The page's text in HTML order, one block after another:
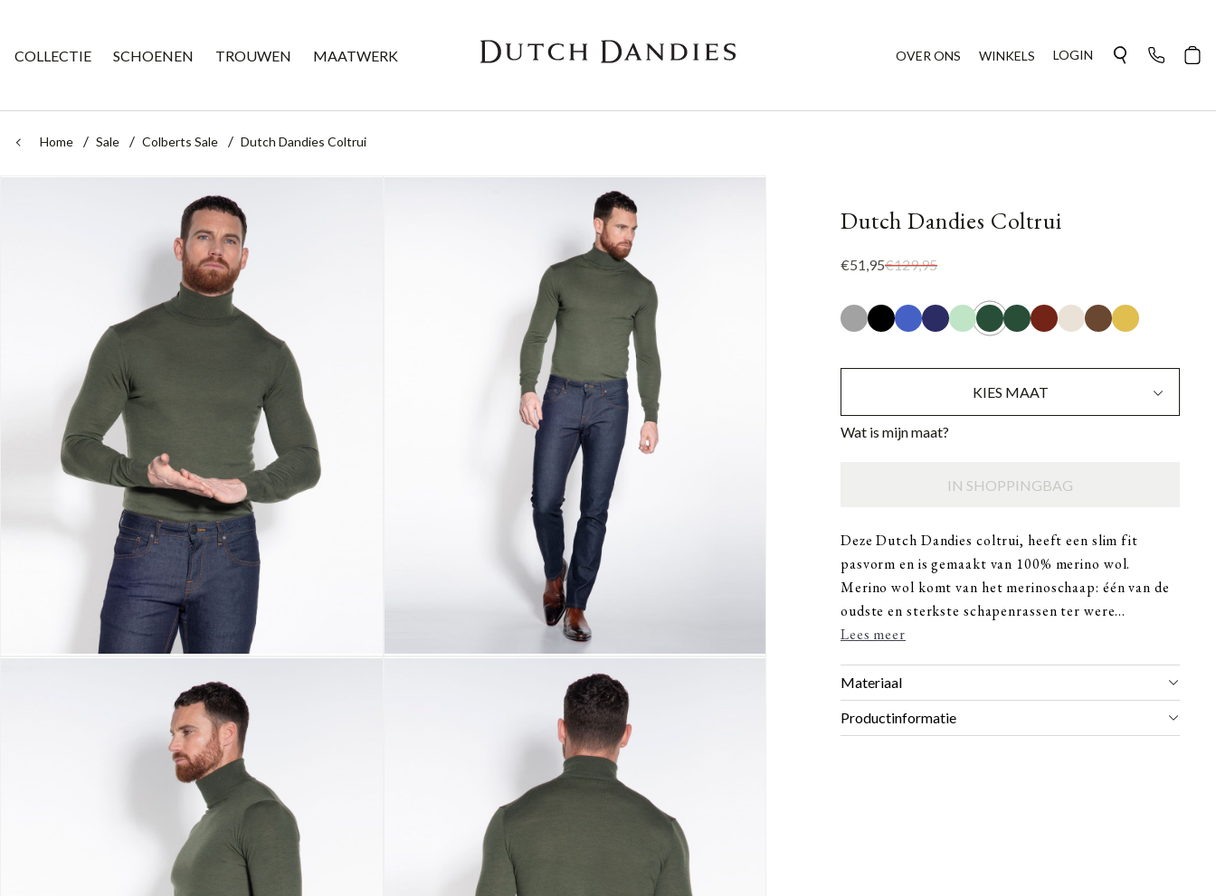
COLLECTIE SCHOENEN TROUWEN MAATWERK OVER ONS WINKELS LOGIN
Home Sale Colberts Sale Dutch Dandies Coltrui
Dutch Dandies Coltrui
€129,95
€51,95
KIES MAAT
Wat is mijn maat?
IN SHOPPINGBAG
Deze Dutch Dandies coltrui, heeft een slim fit
pasvorm en is gemaakt van 100% merino wol.
Merino wol komt van het merinoschaap: één van de
oudste en sterkste schapenrassen ter were...
Lees meer
Materiaal
Productinformatie